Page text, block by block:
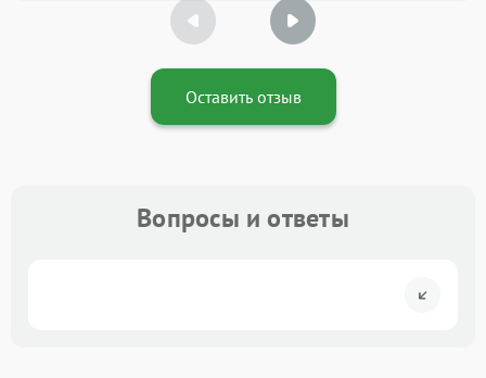
Оставить отзыв
Вопросы и ответы